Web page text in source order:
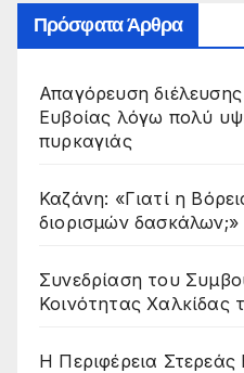
Πρόσφατα Άρθρα
Απαγόρευση
Ευβοίας λόγω πολύ
πυρκαγιάς
Καζάνη: «Γιατί η
διορισμών δασκάλων;»
Συνεδρίαση του
Κοινότητας Χαλκίδας
Η Περιφέρεια